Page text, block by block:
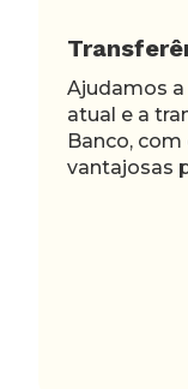
Ajudamos
atual e a
Banco,
vantajosas